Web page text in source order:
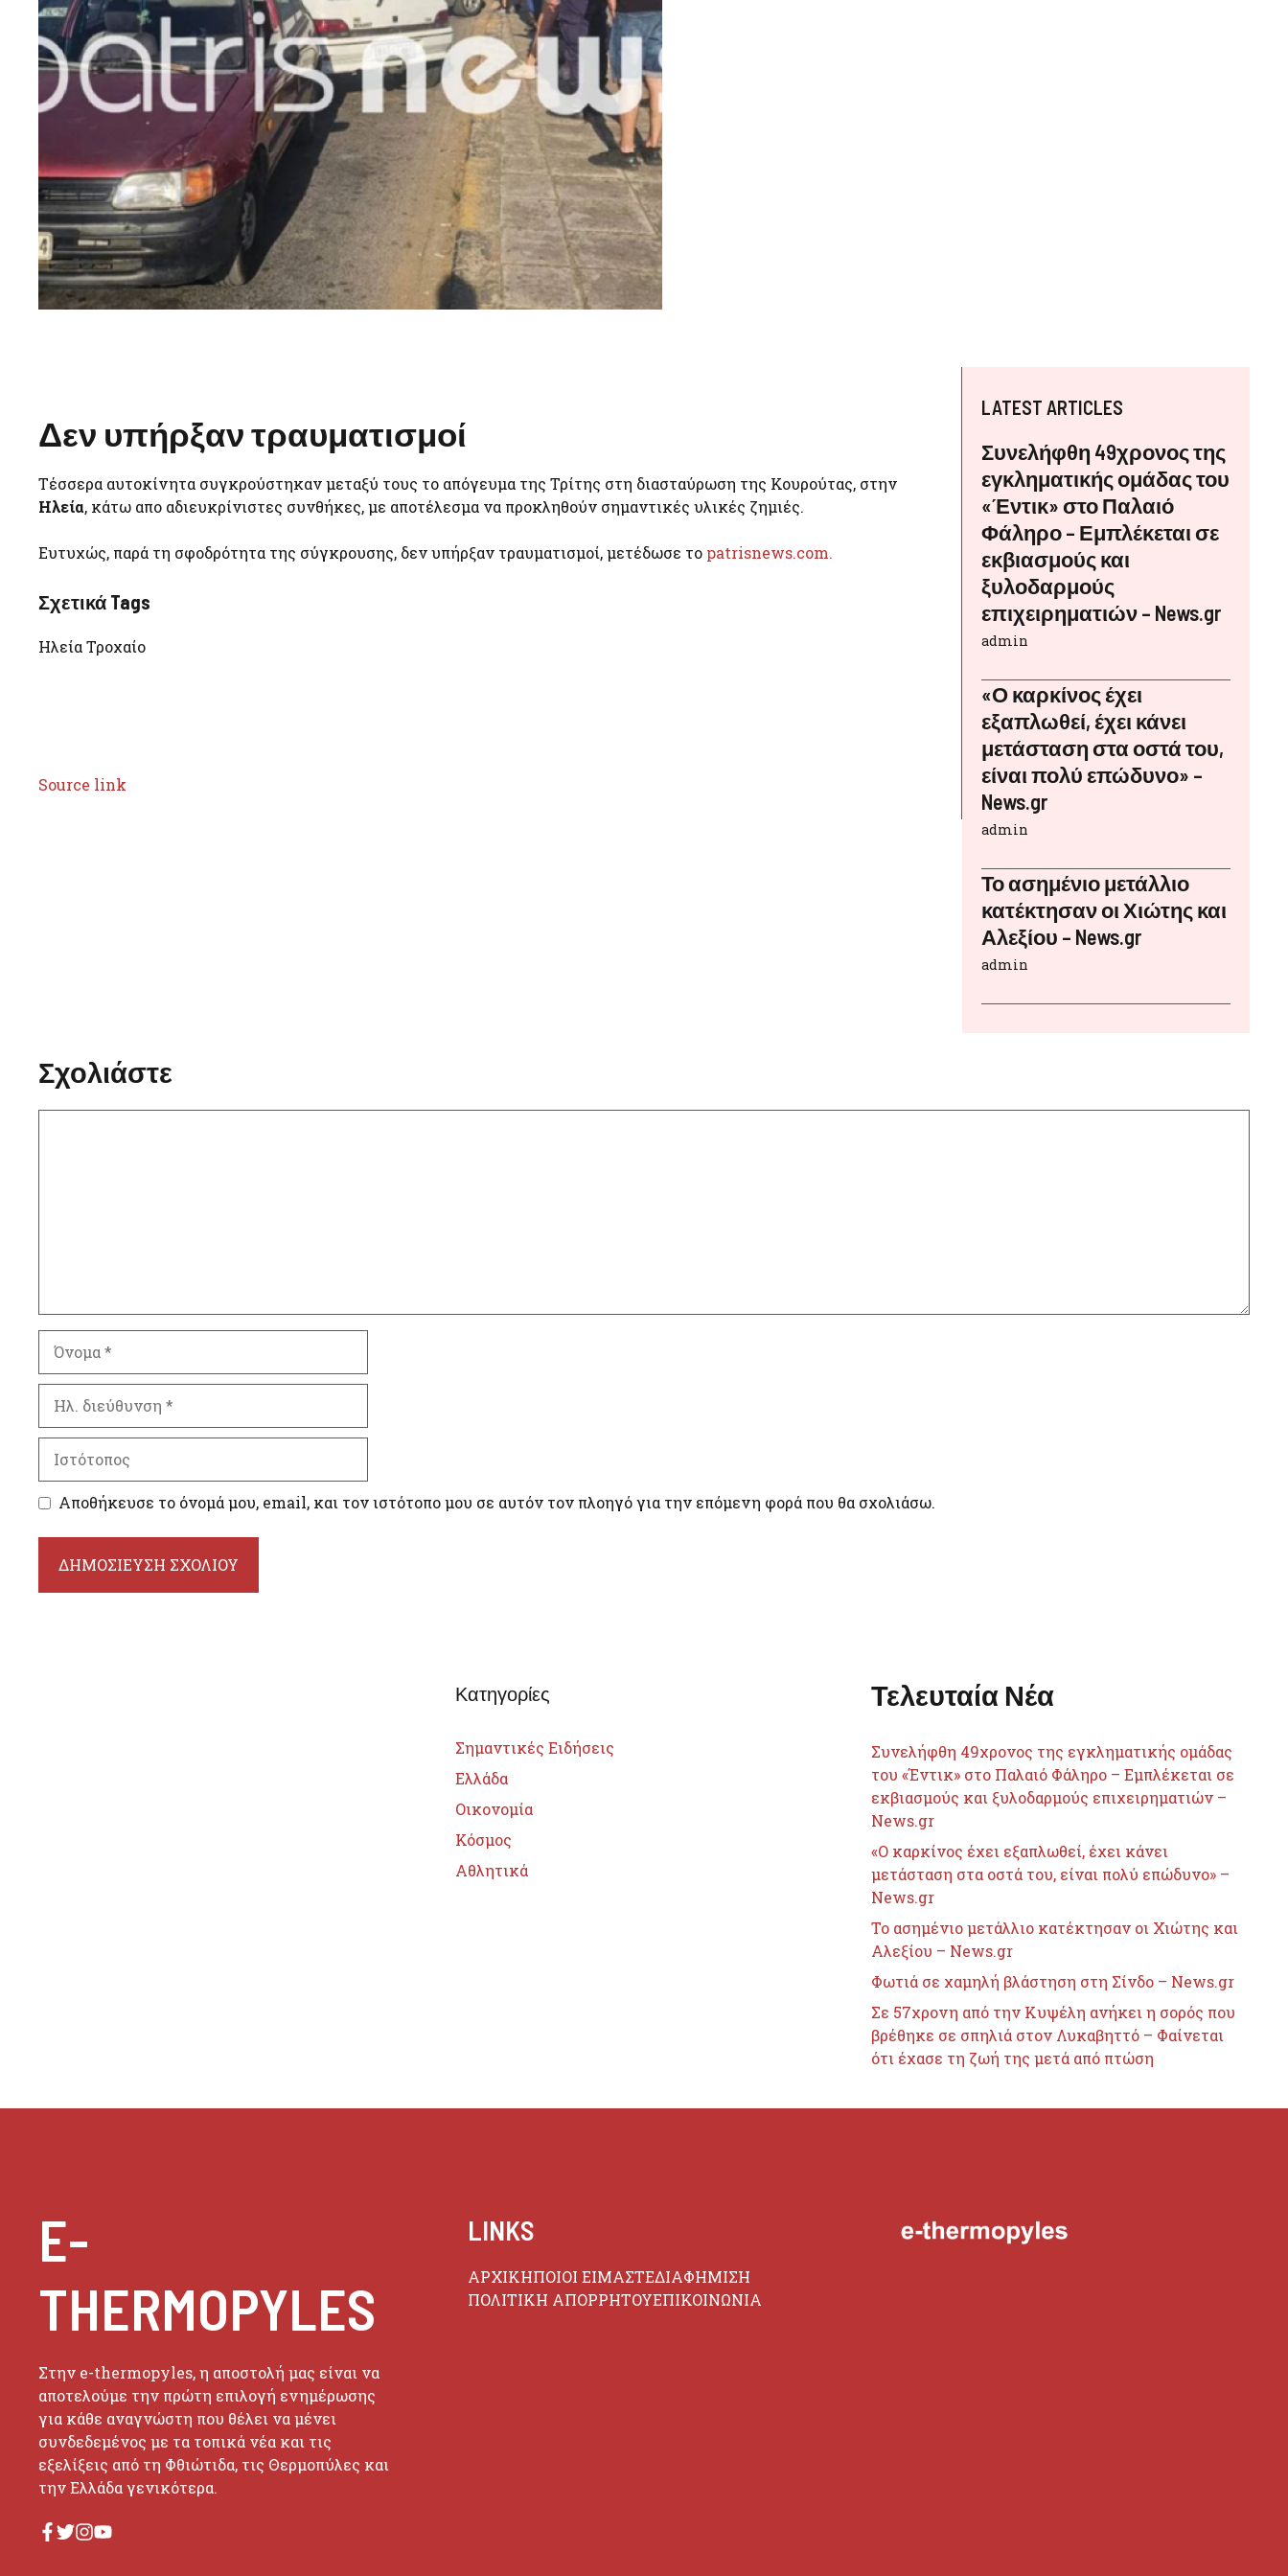
Δεν υπήρξαν τραυματισμοί
Τέσσερα αυτοκίνητα συγκρούστηκαν μεταξύ τους το απόγευμα της Τρίτης στη διασταύρωση της Κουρούτας, στην
Ηλεία, κάτω απο αδιευκρίνιστες συνθήκες, με αποτέλεσμα να προκληθούν σημαντικές υλικές ζημιές.
Ευτυχώς, παρά τη σφοδρότητα της σύγκρουσης, δεν υπήρξαν τραυματισμοί, μετέδωσε το patrisnews.com.
Σχετικά Tags
Ηλεία Τροχαίο
Source link
LATEST ARTICLES
Συνελήφθη 49χρονος της
εγκληματικής ομάδας του
«Έντικ» στο Παλαιό
Φάληρο – Εμπλέκεται σε
εκβιασμούς και
ξυλοδαρμούς
επιχειρηματιών – News.gr
admin
«Ο καρκίνος έχει
εξαπλωθεί, έχει κάνει
μετάσταση στα οστά του,
είναι πολύ επώδυνο» –
News.gr
admin
Το ασημένιο μετάλλιο
κατέκτησαν οι Χιώτης και
Αλεξίου – News.gr
admin
Σχολιάστε
Όνομα
διεύθυνση
Ιστότοπος
Αποθήκευσε το όνομά μου, email, και τον ιστότοπο μου σε αυτόν τον πλοηγό για την επόμενη φορά που θα σχολιάσω.
Κατηγορίες
Σημαντικές Ειδήσεις
Ελλάδα
Οικονομία
Κόσμος
Αθλητικά
Τελευταία Νέα
Συνελήφθη 49χρονος της εγκληματικής ομάδας
του «Έντικ» στο Παλαιό Φάληρο – Εμπλέκεται σε
εκβιασμούς και ξυλοδαρμούς επιχειρηματιών –
News.gr
«Ο καρκίνος έχει εξαπλωθεί, έχει κάνει
μετάσταση στα οστά του, είναι πολύ επώδυνο» –
News.gr
Το ασημένιο μετάλλιο κατέκτησαν οι Χιώτης και
Αλεξίου – News.gr
Φωτιά σε χαμηλή βλάστηση στη Σίνδο – News.gr
Σε 57χρονη από την Κυψέλη ανήκει η σορός που
βρέθηκε σε σπηλιά στον Λυκαβηττό – Φαίνεται
ότι έχασε τη ζωή της μετά από πτώση
E-
THERMOPYLES
Στην e-thermopyles, η αποστολή μας είναι να
αποτελούμε την πρώτη επιλογή ενημέρωσης
για κάθε αναγνώστη που θέλει να μένει
συνδεδεμένος με τα τοπικά νέα και τις
εξελίξεις από τη Φθιώτιδα, τις Θερμοπύλες και
την Ελλάδα γενικότερα.
LINKS
ΑΡΧΙΚΗΠΟΙΟΙ ΕΙΜΑΣΤΕΔΙΑΦΗΜΙΣΗ
ΠΟΛΙΤΙΚΗ ΑΠΟΡΡΗΤΟΥΕΠΙΚΟΙΝΩΝΙΑ